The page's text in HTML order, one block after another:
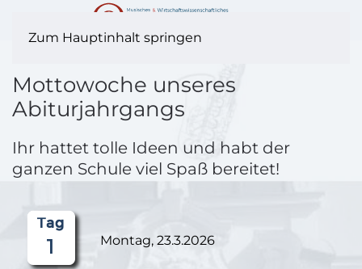
Zum Hauptinhalt springen
Mottowoche unseres
Abiturjahrgangs
Ihr hattet tolle Ideen und habt der
ganzen Schule viel Spaß bereitet!
Montag, 23.3.2026